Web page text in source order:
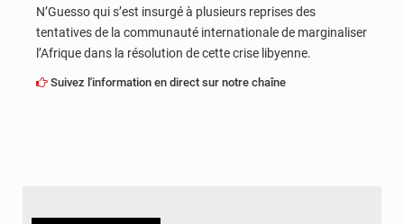
N’Guesso qui s’est insurgé à plusieurs reprises des
tentatives de la communauté internationale de marginaliser
l’Afrique dans la résolution de cette crise libyenne.
Suivez l'information en direct sur notre chaîne